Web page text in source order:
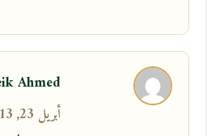
Ahmed
أبريل 23, 2013 في 6:15 م